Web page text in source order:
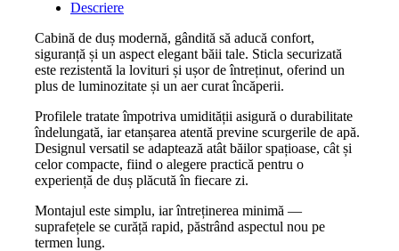
Descriere
Cabină de duș modernă, gândită să aducă confort,
siguranță și un aspect elegant băii tale. Sticla securizată
este rezistentă la lovituri și ușor de întreținut, oferind un
plus de luminozitate și un aer curat încăperii.
Profilele tratate împotriva umidității asigură o durabilitate
îndelungată, iar etanșarea atentă previne scurgerile de apă.
Designul versatil se adaptează atât băilor spațioase, cât și
celor compacte, fiind o alegere practică pentru o
experiență de duș plăcută în fiecare zi.
Montajul este simplu, iar întreținerea minimă —
suprafețele se curăță rapid, păstrând aspectul nou pe
termen lung.